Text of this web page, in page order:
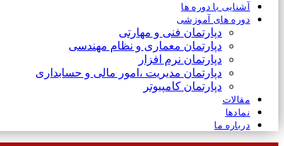
آشنایی با دوره ها
دوره های آموزشی
دپارتمان فنی و مهارتی
دپارتمان معماری و نظام مهندسی
دپارتمان نرم افزار
دپارتمان مدیریت ،امور مالی و حسابداری
دپارتمان کامپیوتر
مقالات
نمادها
درباره ما